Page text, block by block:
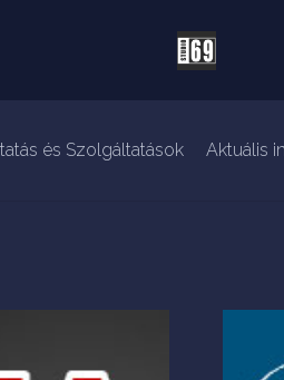
és Szolgáltatások Aktuális